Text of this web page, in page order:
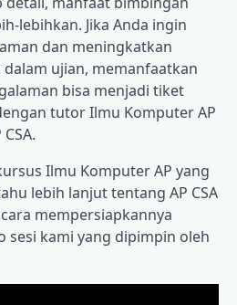
lebihkan. Jika Anda ingin
dan meningkatkan
ujian, memanfaatkan
bisa menjadi tiket
tutor Ilmu Komputer AP
Ilmu Komputer AP yang
lebih lanjut tentang AP CSA
mempersiapkannya
sesi kami yang dipimpin oleh